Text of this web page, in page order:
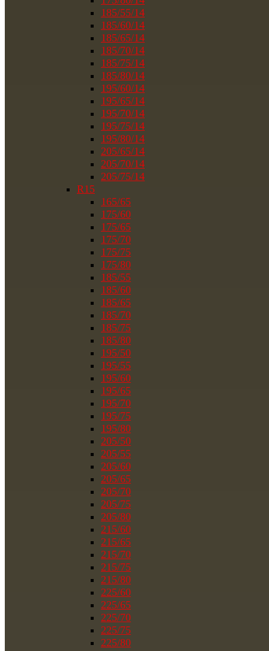
185/55/14
185/60/14
185/65/14
185/70/14
185/75/14
185/80/14
195/60/14
195/65/14
195/70/14
195/75/14
195/80/14
205/65/14
205/70/14
205/75/14
R15
165/65
175/60
175/65
175/70
175/75
175/80
185/55
185/60
185/65
185/70
185/75
185/80
195/50
195/55
195/60
195/65
195/70
195/75
195/80
205/50
205/55
205/60
205/65
205/70
205/75
205/80
215/60
215/65
215/70
215/75
215/80
225/60
225/65
225/70
225/75
225/80